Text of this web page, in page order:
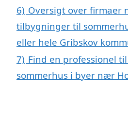
6) Oversigt over firmaer
tilbygninger til
eller hele Gribskov
7) Find en professionel
sommerhus i byer nær